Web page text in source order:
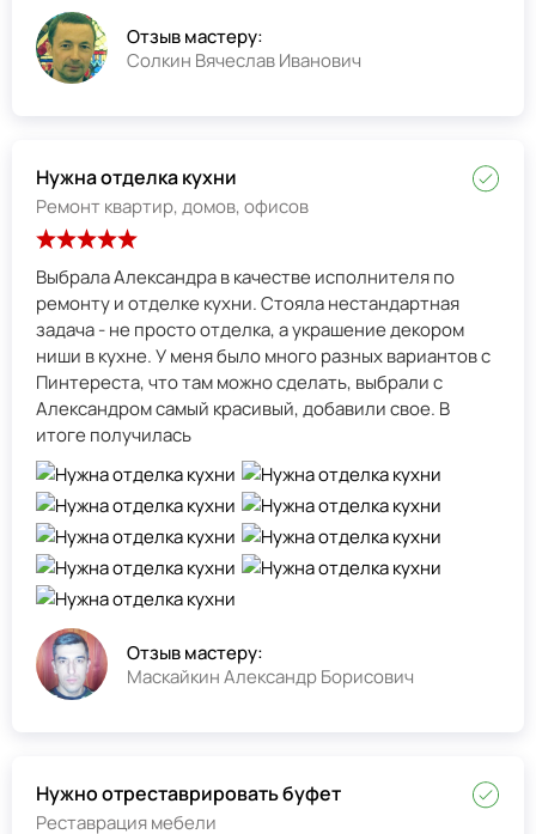
Отзыв мастеру:
Солкин Вячеслав Иванович
Нужна отделка кухни
Ремонт квартир, домов, офисов
Выбрала Александра в качестве исполнителя по
ремонту и отделке кухни. Стояла нестандартная
задача - не просто отделка, а украшение декором
ниши в кухне. У меня было много разных вариантов с
Пинтереста, что там можно сделать, выбрали с
Александром самый красивый, добавили свое. В
итоге получилась
Отзыв мастеру:
Маскайкин Александр Борисович
Нужно отреставрировать буфет
Реставрация мебели